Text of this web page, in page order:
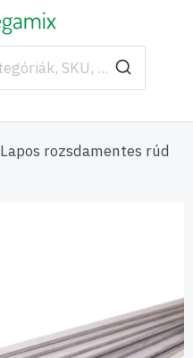
Lapos rozsdamentes rúd